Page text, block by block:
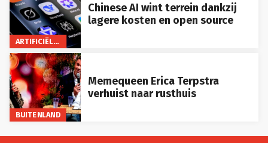
ARTIFICIËLE INTELLIGENTIE
Chinese AI wint terrein dankzij
lagere kosten en open source
BUITENLAND
Memequeen Erica Terpstra
verhuist naar rusthuis